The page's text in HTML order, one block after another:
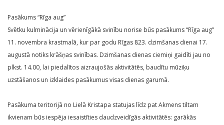
Pasākums “Rīga aug”
Svētku kulminācija un vērienīgākā svinību norise būs pasākums “Rīga aug”
11. novembra krastmalā, kur par godu Rīgas 823. dzimšanas dienai 17.
augustā notiks krāšņas svinības. Dzimšanas dienas ciemiņi gaidīti jau no
plkst. 14.00, lai piedalītos aizraujošās aktivitātēs, baudītu mūziķu
uzstāšanos un izklaides pasākumus visas dienas garumā.
Pasākuma teritorijā no Lielā Kristapa statujas līdz pat Akmens tiltam
ikvienam būs iespēja iesaistīties daudzveidīgās aktivitātēs: garākās